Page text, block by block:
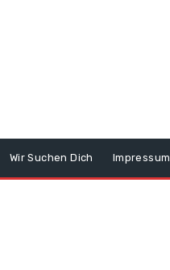
Wir Suchen Dich Impressum